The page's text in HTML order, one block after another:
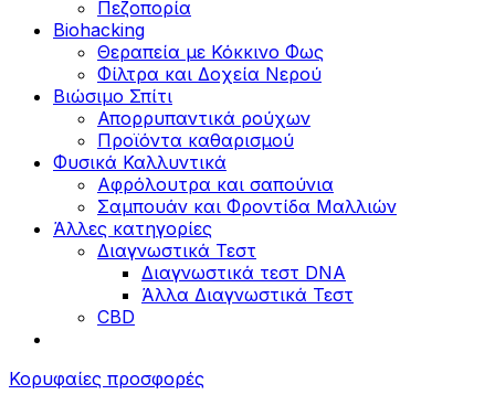
Πεζοπορία
Biohacking
Θεραπεία με Κόκκινο Φως
Φίλτρα και Δοχεία Νερού
Βιώσιμο Σπίτι
Απορρυπαντικά ρούχων
Προϊόντα καθαρισμού
Φυσικά Καλλυντικά
Αφρόλουτρα και σαπούνια
Σαμπουάν και Φροντίδα Μαλλιών
Άλλες κατηγορίες
Διαγνωστικά Τεστ
Διαγνωστικά τεστ DNA
Άλλα Διαγνωστικά Τεστ
CBD
Κορυφαίες προσφορές